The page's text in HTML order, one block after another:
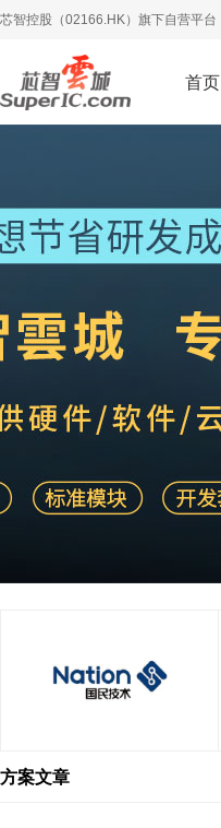
芯智控股（02166.HK）旗下自营平台
首页
方案文章